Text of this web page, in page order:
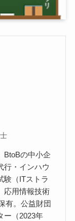
BtoBの中小企
行・インハウ
験（ITストラ
応用情報技術
有。公益財団
ー（2023年